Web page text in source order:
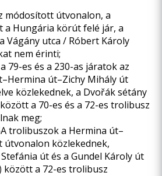
módosított útvonalon, a
a Hungária körút felé jár, a
Vágány utca / Róbert Károly
nem érinti;
79-es és a 230-as járatok az
út–Zichy Mihály út
közlekednek, a Dvořák sétány
a 70-es és a 72-es trolibusz
meg;
trolibuszok a Hermina út–
közlekednek,
út és a Gundel Károly út
között a 72-es trolibusz